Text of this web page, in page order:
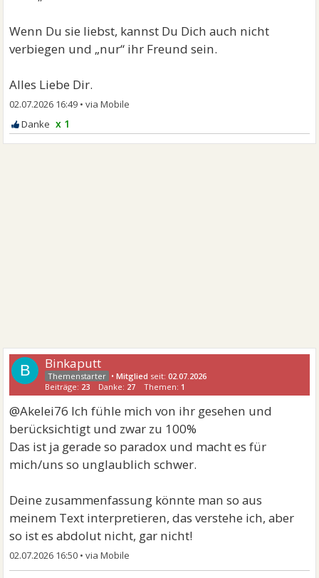
Wenn Du sie liebst, kannst Du Dich auch nicht
verbiegen und „nur“ ihr Freund sein.
Alles Liebe Dir.
02.07.2026 16:49 •
x 1
B Binkaputt
•Mitglied seit:02.07.2026
Beiträge: 23 Danke: 27 Themen: 1
@Akelei76 Ich fühle mich von ihr gesehen und
berücksichtigt und zwar zu 100%
Das ist ja gerade so paradox und macht es für
mich/uns so unglaublich schwer.
Deine zusammenfassung könnte man so aus
meinem Text interpretieren, das verstehe ich, aber
so ist es abdolut nicht, gar nicht!
02.07.2026 16:50 •